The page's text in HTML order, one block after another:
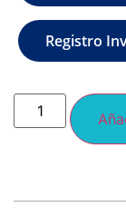
Registro